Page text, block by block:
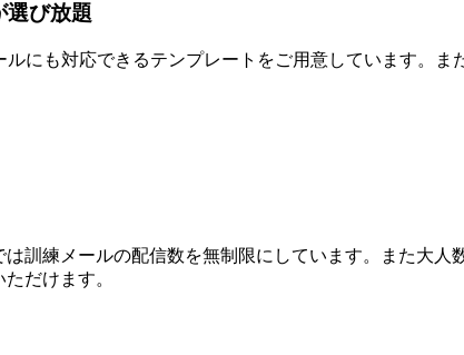
選び放題
にも対応できるテンプレートをご用意しています。
訓練メールの配信数を無制限にしています。また大
だけます。